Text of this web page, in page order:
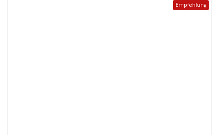
Empfehlung